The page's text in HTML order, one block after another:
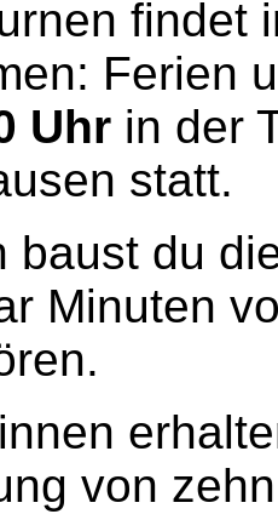
findet
Ferien
Uhr in der
statt.
baust du
Minuten
von